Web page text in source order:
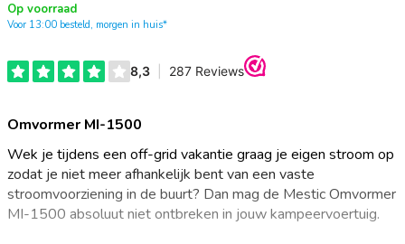
Op voorraad
Voor 13:00 besteld, morgen in huis*
Omvormer MI-1500
Wek je tijdens een off-grid vakantie graag je eigen stroom op
zodat je niet meer afhankelijk bent van een vaste
stroomvoorziening in de buurt? Dan mag de Mestic Omvormer
MI-1500 absoluut niet ontbreken in jouw kampeervoertuig.